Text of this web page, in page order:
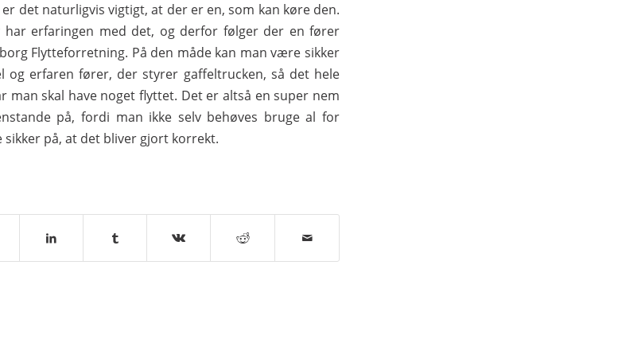
det naturligvis vigtigt, at der er en, som kan køre den.
har erfaringen med det, og derfor følger der en fører
Flytteforretning. På den måde kan man være sikker
og erfaren fører, der styrer gaffeltrucken, så det hele
skal have noget flyttet. Det er altså en super nem
på, fordi man ikke selv behøves bruge al for
på, at det bliver gjort korrekt.